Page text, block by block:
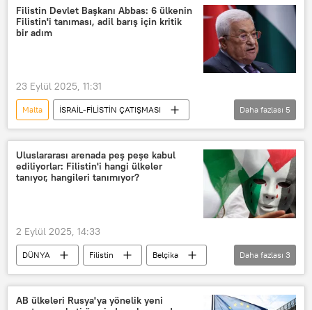
Avrupa Birliği
AB
Nüfus
Yaşlı nüfus
genç nüfus
Filistin Devlet Başkanı Abbas: 6 ülkenin
Filistin'i tanıması, adil barış için kritik
bir adım
23 Eylül 2025, 11:31
Malta
İSRAİL-FİLİSTİN ÇATIŞMASI
Ortadoğu
İsrail-Filistin
Fransa
Belçika Lüksemburg
Daha fazlası 5
Uluslararası arenada peş peşe kabul
ediliyorlar: Filistin'i hangi ülkeler
tanıyor, hangileri tanımıyor?
2 Eylül 2025, 14:33
DÜNYA Filistin
Belçika
Dünya
Birleşmiş Milletler (BM) Genel Merkezi
Daha fazlası 3
AB ülkeleri Rusya'ya yönelik yeni